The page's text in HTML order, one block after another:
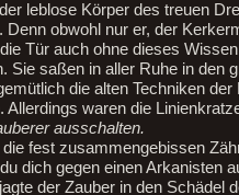
leblose Körper des treuen
Denn obwohl nur er, der
Tür auch ohne dieses
Sie saßen in aller Ruhe in den
die alten Techniken
Allerdings waren die
ausschalten.
fest zusammengebissen
dich gegen einen
der Zauber in den